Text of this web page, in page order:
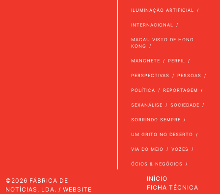
ILUMINAÇÃO ARTIFICIAL
INTERNACIONAL
MACAU VISTO DE HONG
KONG
MANCHETE PERFIL
PERSPECTIVAS PESSOAS
POLÍTICA REPORTAGEM
SEXANÁLISE SOCIEDADE
SORRINDO SEMPRE
UM GRITO NO DESERTO
VIA DO MEIO VOZES
ÓCIOS & NEGÓCIOS
©2026 FÁBRICA DE
NOTÍCIAS, LDA. / WEBSITE
INÍCIO
FICHA TÉCNICA